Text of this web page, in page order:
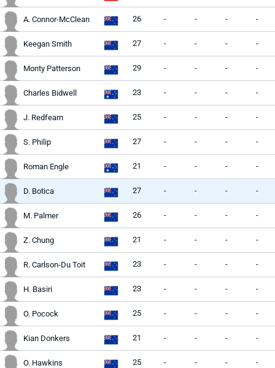
A. Connor-McClean 26 - - - -
Keegan Smith 27 - - - -
Monty Patterson 29 - - - -
Charles Bidwell 23 - - - -
J. Redfearn 25 - - - -
S. Philip 27 - - - -
Roman Engle 21 - - - -
D. Botica 27 - - - -
M. Palmer 26 - - - -
Z. Chung 21 - - - -
R. Carlson-Du Toit 23 - - - -
H. Basiri 23 - - - -
O. Pocock 25 - - - -
Kian Donkers 21 - - - -
O. Hawkins 25 - - - -